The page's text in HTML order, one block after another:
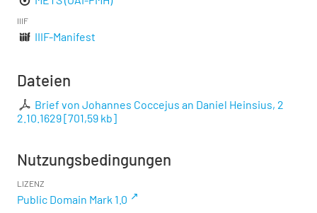
IIIF
IIIF-Manifest
Dateien
Brief von Johannes Coccejus an Daniel Heinsius, 2
2.10.1629[701,59 kb]
Nutzungsbedingungen
LIZENZ
Public Domain Mark 1.0